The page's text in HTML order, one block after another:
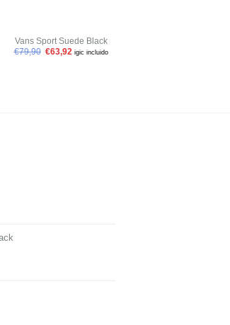
Vans Sport Suede Black
€79,90 €63,92 igic incluido